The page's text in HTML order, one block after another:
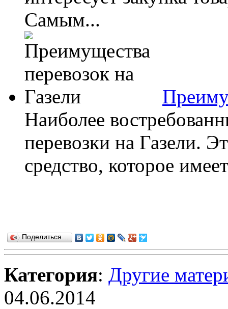
Самым...
Наиболее
перевозки на Газели.
средство, которое
Поделиться…
Категория: Другие
04.06.2014